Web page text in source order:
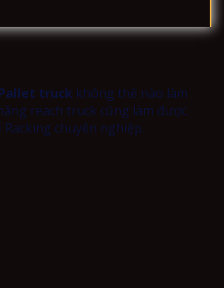
truck không thể nào làm
reach truck cũng làm được
chuyên nghiệp.